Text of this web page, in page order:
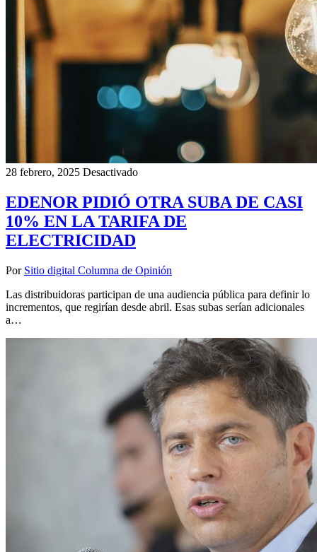
28 febrero, 2025 Desactivado
EDENOR PIDIÓ OTRA SUBA DE CASI
10% EN LA TARIFA DE
ELECTRICIDAD
Por Sitio digital Columna de Opinión
Las distribuidoras participan de una audiencia pública para definir lo
incrementos, que regirían desde abril. Esas subas serían adicionales
a…